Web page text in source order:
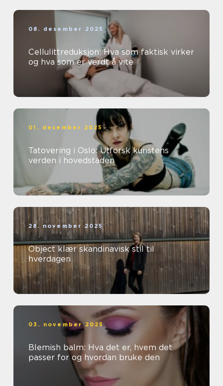
08. desember 2025
Cellulittreduksjon: Hva som faktisk virker
og hva som er verdt å vite
01. desember 2025
Tatovering i Oslo: Utforsk kunstens
verden i hovedstaden
28. november 2025
Object klær skandinavisk stil til
hverdagen
03. november 2025
Blemish balm: Hva det er, hvem det
passer for og hvordan bruke den